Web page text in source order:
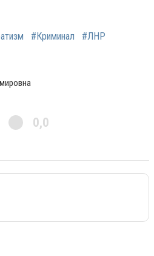
#Криминал
#ЛНР
0,0